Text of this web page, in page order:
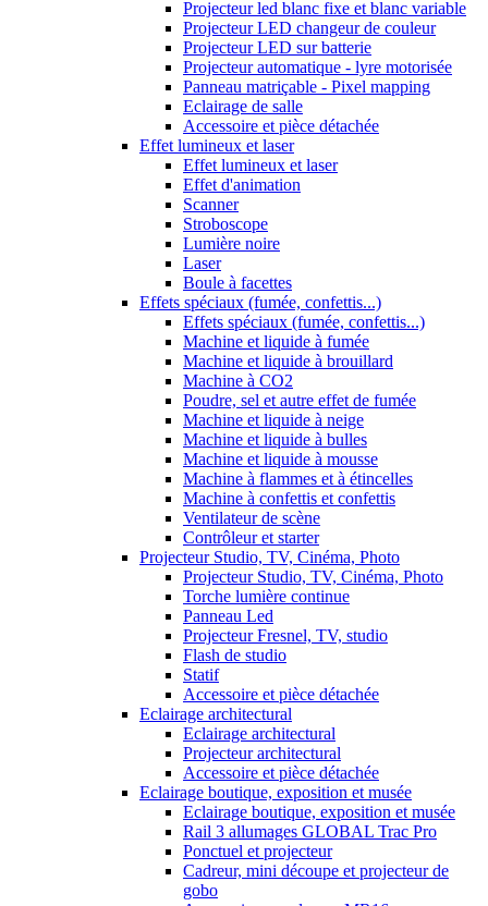
Projecteur led blanc fixe et blanc variable
Projecteur LED changeur de couleur
Projecteur LED sur batterie
Projecteur automatique - lyre motorisée
Panneau matriçable - Pixel mapping
Eclairage de salle
Accessoire et pièce détachée
Effet lumineux et laser
Effet lumineux et laser
Effet d'animation
Scanner
Stroboscope
Lumière noire
Laser
Boule à facettes
Effets spéciaux (fumée, confettis...)
Effets spéciaux (fumée, confettis...)
Machine et liquide à fumée
Machine et liquide à brouillard
Machine à CO2
Poudre, sel et autre effet de fumée
Machine et liquide à neige
Machine et liquide à bulles
Machine et liquide à mousse
Machine à flammes et à étincelles
Machine à confettis et confettis
Ventilateur de scène
Contrôleur et starter
Projecteur Studio, TV, Cinéma, Photo
Projecteur Studio, TV, Cinéma, Photo
Torche lumière continue
Panneau Led
Projecteur Fresnel, TV, studio
Flash de studio
Statif
Accessoire et pièce détachée
Eclairage architectural
Eclairage architectural
Projecteur architectural
Accessoire et pièce détachée
Eclairage boutique, exposition et musée
Eclairage boutique, exposition et musée
Rail 3 allumages GLOBAL Trac Pro
Ponctuel et projecteur
Cadreur, mini découpe et projecteur de
gobo